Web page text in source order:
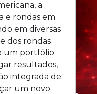
a
e rondas em
em diversas
dos rondas
um portfólio
resultados,
integrada de
um novo